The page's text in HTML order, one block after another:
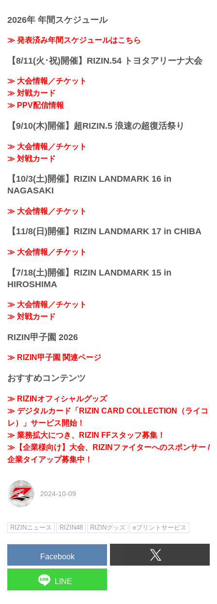
総...
お得なPPV前売りチケットは、大会前日
会場に来れない方、会場にも行くが実
きな配信サービスでYogibo presents
2026年 年間スケジュール
≫ 発表済み年間スケジュールはこちら
【8/11(火･祝)開催】RIZIN.54 トヨタアリーナ大会
≫ 大会情報／チケット
≫ 対戦カード
≫ PPV配信情報
【9/10(木)開催】超RIZIN.5 浪速の超復活祭り
≫ 大会情報／チケット
≫ 対戦カード
【10/3(土)開催】RIZIN LANDMARK 16 in
NAGASAKI
≫ 大会情報／チケット
【11/8(日)開催】RIZIN LANDMARK 17 in CHIBA
≫ 大会情報／チケット
【7/18(土)開催】RIZIN LANDMARK 15 in
HIROSHIMA
≫ 大会情報／チケット
≫ 対戦カード
RIZIN甲子園 2026
≫ RIZIN甲子園 関連ページ
おすすめコンテンツ
≫ RIZINオフィシャルグッズ
≫ デジタルカード「RIZIN CARD COLLECTION（ライコ
レ）」サービス開始！
≫ 業務拡大につき、RIZIN FFスタッフ募集！
≫【企業様向け】大会、RIZINファイターへのスポンサー /
企業タイアップ募集中！
2024-10-09
RIZINニュース RIZIN48 RIZINグッズ eプリントサービス
Facebook
LINE